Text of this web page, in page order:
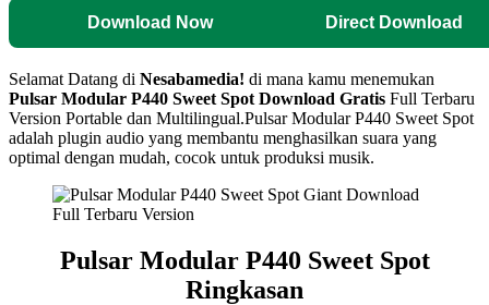
Download Now Direct Download
Selamat Datang di Nesabamedia! di mana kamu menemukan
Pulsar Modular P440 Sweet Spot Download Gratis Full Terbaru
Version Portable dan Multilingual.Pulsar Modular P440 Sweet Spot
adalah plugin audio yang membantu menghasilkan suara yang
optimal dengan mudah, cocok untuk produksi musik.
Pulsar Modular P440 Sweet Spot
Ringkasan